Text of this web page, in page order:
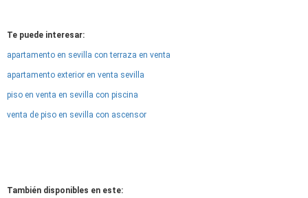
Te puede interesar:
apartamento en sevilla con terraza en venta
apartamento exterior en venta sevilla
piso en venta en sevilla con piscina
venta de piso en sevilla con ascensor
También disponibles en este: